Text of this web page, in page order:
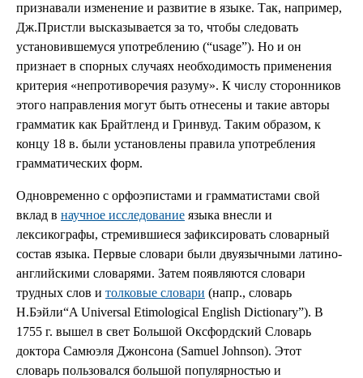
признавали изменение и развитие в языке. Так, например,
Дж.Пристли высказывается за то, чтобы следовать
установившемуся употреблению (“usage”). Но и он
признает в спорных случаях необходимость применения
критерия «непротиворечия разуму». К числу сторонников
этого направления могут быть отнесены и такие авторы
грамматик как Брайтленд и Гринвуд. Таким образом, к
концу 18 в. были установлены правила употребления
грамматических форм.
Одновременно с орфоэпистами и грамматистами свой
вклад в научное исследование языка внесли и
лексикографы, стремившиеся зафиксировать словарный
состав языка. Первые словари были двуязычными латино-
английскими словарями. Затем появляются словари
трудных слов и толковые словари (напр., словарь
Н.Бэйли“A Universal Etimological English Dictionary”). В
1755 г. вышел в свет Большой Оксфордский Словарь
доктора Самюэля Джонсона (Samuel Johnson). Этот
словарь пользовался большой популярностью и